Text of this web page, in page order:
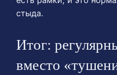
стыда.
Итог:
вместо